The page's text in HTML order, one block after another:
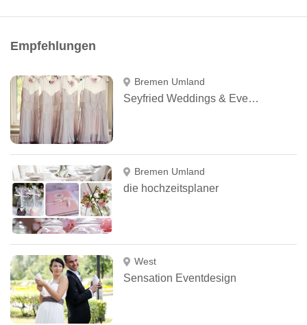
Empfehlungen
Bremen Umland
Seyfried Weddings & Events
Bremen Umland
die hochzeitsplaner
West
Sensation Eventdesign